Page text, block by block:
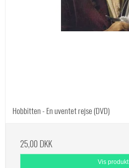
Hobbitten - En uventet rejse (DVD)
25,00 DKK
Vis produkt